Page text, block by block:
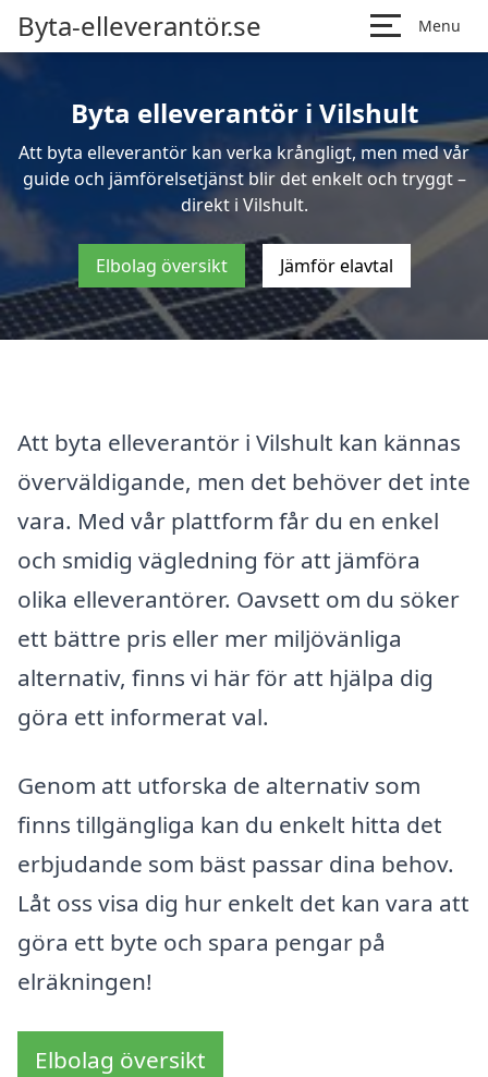
Byta-elleverantör.se Menu
Byta elleverantör i Vilshult
Att byta elleverantör kan verka krångligt, men med vår
guide och jämförelsetjänst blir det enkelt och tryggt –
direkt i Vilshult.
Elbolag översikt Jämför elavtal
Att byta elleverantör i Vilshult kan kännas
överväldigande, men det behöver det inte
vara. Med vår plattform får du en enkel
och smidig vägledning för att jämföra
olika elleverantörer. Oavsett om du söker
ett bättre pris eller mer miljövänliga
alternativ, finns vi här för att hjälpa dig
göra ett informerat val.
Genom att utforska de alternativ som
finns tillgängliga kan du enkelt hitta det
erbjudande som bäst passar dina behov.
Låt oss visa dig hur enkelt det kan vara att
göra ett byte och spara pengar på
elräkningen!
Elbolag översikt